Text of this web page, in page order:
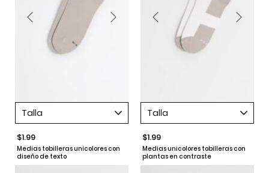
Talla
$1.99
Medias tobilleras unicolores con
diseño de texto
Talla
$1.99
Medias unicolores tobilleras con
plantas en contraste